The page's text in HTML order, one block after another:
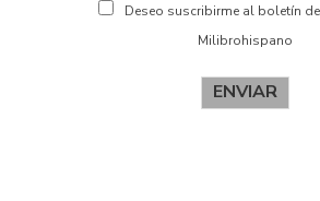
Deseo suscribirme al boletín
Milibrohispano
ENVIAR